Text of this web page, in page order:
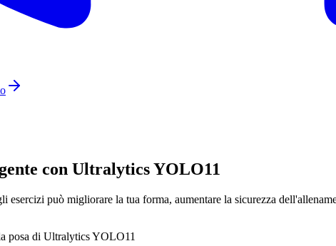
con Ultralytics YOLO11
può migliorare la tua forma, aumentare la sicurezza